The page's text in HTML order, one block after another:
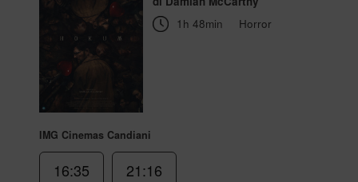
1h 48min
Horror
IMG Cinemas Candiani
16:35 21:16